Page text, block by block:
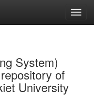
System)
of
University